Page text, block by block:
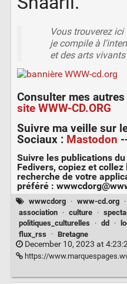
Vous trouverez
je compile à
et des arts vivants
Consulter mes autres
site WWW-CD.ORG
Suivre ma veille sur
Sociaux: Mastodon
Suivre les publications
Fedivers, copiez et
recherche de votre
préféré :
wwwcdorg · www-cd.org ·
association
· culture ·
politiques_culturelles
· dd ·
flux_rss
· Bretagne
December 10, 2023 at
https://